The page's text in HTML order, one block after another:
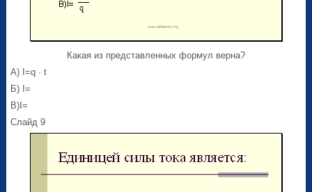
Какая из представленных формул верна?
А) I=q · t
Б) I=
В)I=
Слайд 9